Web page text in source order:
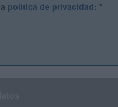
política de privacidad: *